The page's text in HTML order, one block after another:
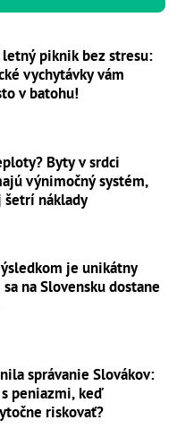
letný piknik bez stresu:
vychytávky vám
v batohu!
Byty v srdci
výnimočný systém,
šetrí náklady
je unikátny
na Slovensku dostane
správanie Slovákov:
peniazmi, keď
riskovať?